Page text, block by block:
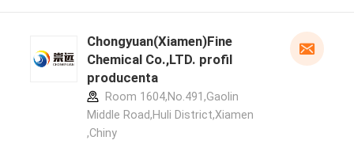
Chongyuan(Xiamen)Fine
Chemical Co.,LTD. profil
producenta
Room 1604,No.491,Gaolin
Middle Road,Huli District,Xiamen
,Chiny